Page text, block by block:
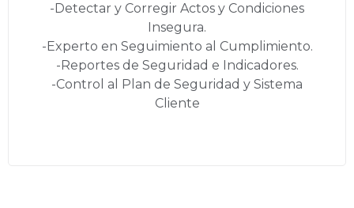
-Detectar y Corregir Actos y Condiciones
Insegura.
-Experto en Seguimiento al Cumplimiento.
-Reportes de Seguridad e Indicadores.
-Control al Plan de Seguridad y Sistema
Cliente